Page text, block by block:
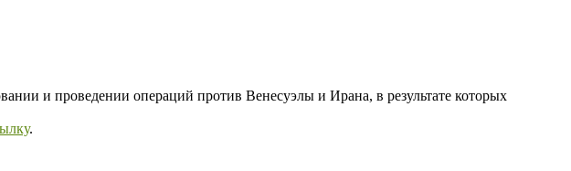
и проведении операций против Венесуэлы и Ирана, в результате которых
.